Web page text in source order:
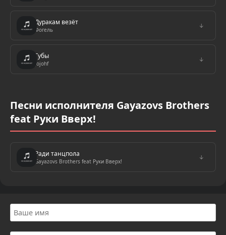
Дуракам везёт
Фогель
↓
Губы
Jojohf
↓
Песни исполнителя Gayazovs Brothers
feat Руки Вверх!
Ради танцпола
Gayazovs Brothers feat Руки Вверх!
↓